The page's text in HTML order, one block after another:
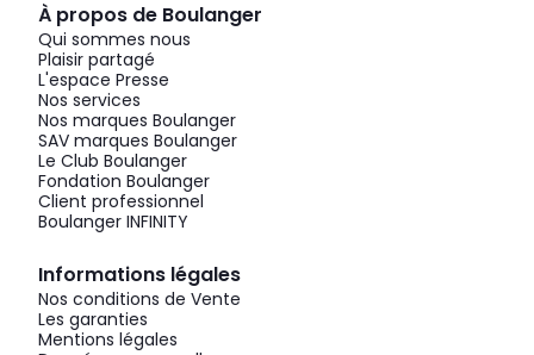
À propos de Boulanger
Qui sommes nous
Plaisir partagé
L'espace Presse
Nos services
Nos marques Boulanger
SAV marques Boulanger
Le Club Boulanger
Fondation Boulanger
Client professionnel
Boulanger INFINITY
Informations légales
Nos conditions de Vente
Les garanties
Mentions légales